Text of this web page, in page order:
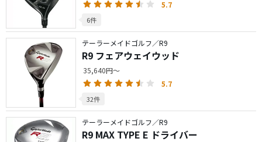
5.7
6件
テーラーメイドゴルフ／R9
R9 フェアウェイウッド
35,640円～
5.7
32件
テーラーメイドゴルフ／R9
R9 MAX TYPE E ドライバー